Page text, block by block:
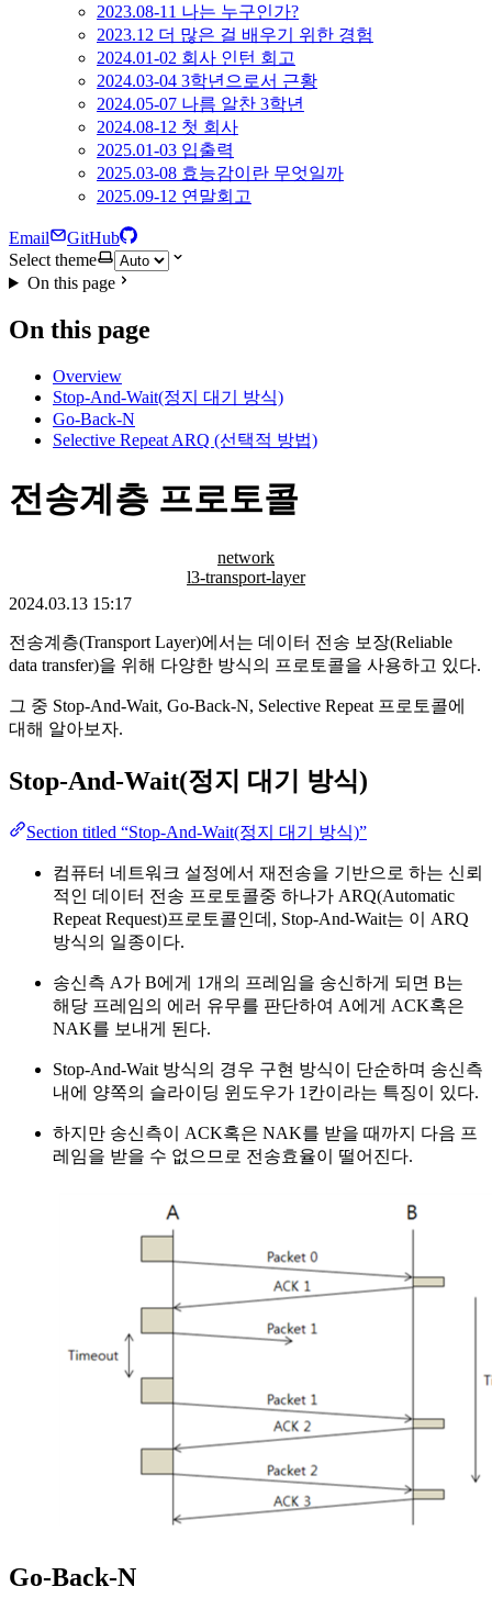
2023.08-11 나는 누구인가?
2023.12 더 많은 걸 배우기 위한 경험
2024.01-02 회사 인턴 회고
2024.03-04 3학년으로서 근황
2024.05-07 나름 알찬 3학년
2024.08-12 첫 회사
2025.01-03 입출력
2025.03-08 효능감이란 무엇일까
2025.09-12 연말회고
Email
GitHub
Select theme
On this page
On this page
Overview
Stop-And-Wait(정지 대기 방식)
Go-Back-N
Selective Repeat ARQ (선택적 방법)
전송계층 프로토콜
network
l3-transport-layer
2024.03.13 15:17
전송계층(Transport Layer)에서는 데이터 전송 보장(Reliable
data transfer)을 위해 다양한 방식의 프로토콜을 사용하고 있다.
그 중 Stop-And-Wait, Go-Back-N, Selective Repeat 프로토콜에
대해 알아보자.
Stop-And-Wait(정지 대기 방식)
Section titled “Stop-And-Wait(정지 대기 방식)”
컴퓨터 네트워크 설정에서 재전송을 기반으로 하는 신뢰
적인 데이터 전송 프로토콜중 하나가 ARQ(Automatic
Repeat Request)프로토콜인데, Stop-And-Wait는 이 ARQ
방식의 일종이다.
송신측 A가 B에게 1개의 프레임을 송신하게 되면 B는
해당 프레임의 에러 유무를 판단하여 A에게 ACK혹은
NAK를 보내게 된다.
Stop-And-Wait 방식의 경우 구현 방식이 단순하며 송신측
내에 양쪽의 슬라이딩 윈도우가 1칸이라는 특징이 있다.
하지만 송신측이 ACK혹은 NAK를 받을 때까지 다음 프
레임을 받을 수 없으므로 전송효율이 떨어진다.
Go-Back-N